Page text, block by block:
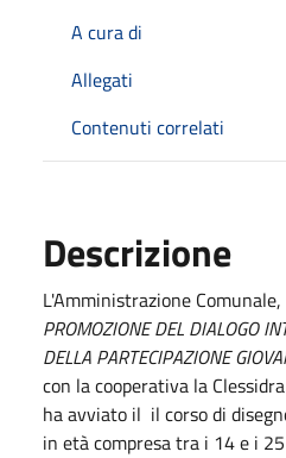
A cura di
Allegati
Contenuti correlati
Descrizione
L'Amministrazione
PROMOZIONE DEL DIALOGO
DELLA PARTECIPAZIONE
con la cooperativa la
ha avviato il il corso di
in età compresa tra i 14 e i